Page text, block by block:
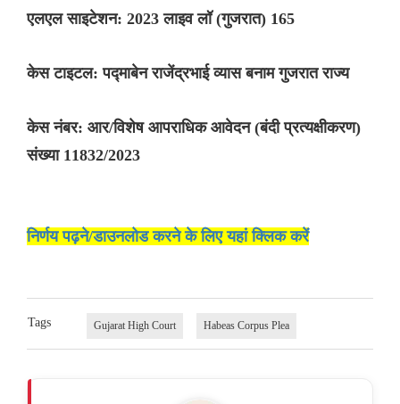
एलएल साइटेशन: 2023 लाइव लॉ (गुजरात) 165
केस टाइटल: पद्माबेन राजेंद्रभाई व्यास बनाम गुजरात राज्य
केस नंबर: आर/विशेष आपराधिक आवेदन (बंदी प्रत्यक्षीकरण)
संख्या 11832/2023
निर्णय पढ़ने/डाउनलोड करने के लिए यहां क्लिक करें
Tags Gujarat High Court Habeas Corpus Plea